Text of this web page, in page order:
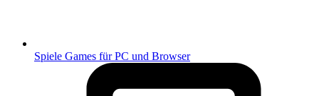
Spiele Games für PC und Browser